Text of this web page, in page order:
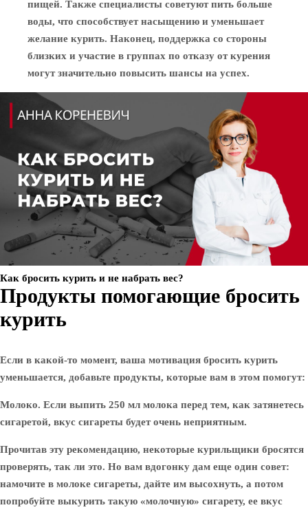
пищей. Также специалисты советуют пить больше
воды, что способствует насыщению и уменьшает
желание курить. Наконец, поддержка со стороны
близких и участие в группах по отказу от курения
могут значительно повысить шансы на успех.
Как бросить курить и не набрать вес?
Продукты помогающие бросить
курить
Если в какой-то момент, ваша мотивация бросить курить
уменьшается, добавьте продукты, которые вам в этом помогут:
Молоко. Если выпить 250 мл молока перед тем, как затянетесь
сигаретой, вкус сигареты будет очень неприятным.
Прочитав эту рекомендацию, некоторые курильщики бросятся
проверять, так ли это. Но вам вдогонку дам еще один совет:
намочите в молоке сигареты, дайте им высохнуть, а потом
попробуйте выкурить такую «молочную» сигарету, ее вкус